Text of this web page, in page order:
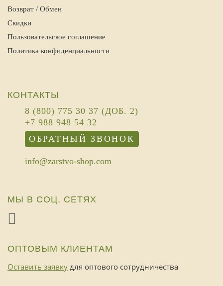
Возврат / Обмен
Скидки
Пользовательское соглашение
Политика конфиденциальности
КОНТАКТЫ
8 (800) 775 30 37 (ДОБ. 2)
+7 988 948 54 32
ОБРАТНЫЙ ЗВОНОК
info@zarstvo-shop.com
МЫ В СОЦ. СЕТЯХ
ОПТОВЫМ КЛИЕНТАМ
Оставить заявку для оптового сотрудничества